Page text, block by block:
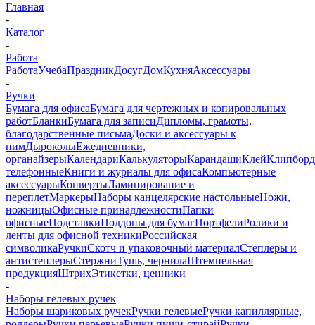
Главная
-
Каталог
-
Работа
РаботаУчебаПраздникДосугДомКухняАксессуары
-
Ручки
Бумага для офисаБумага для чертежных и копировальных
работБланкиБумага для записиДипломы, грамоты,
благодарственные письмаДоски и аксессуары к
нимДыроколыЕжедневники,
органайзерыКалендариКалькуляторыКарандашиКлей
телефонныеКниги и журналы для офисаКомпьютерные
аксессуарыКонвертыЛаминирование и
переплетМаркерыНаборы канцелярские настольныеНожи,
ножницыОфисные принадлежностиПапки
офисныеПодставкиПоддоны для бумагПортфелиРолики и
ленты для офисной техникиРоссийская
символикаРучкиСкотч и упаковочный материалСтеплеры и
антистеплерыСтержниТушь, чернилаШтемпельная
продукцияШтрихЭтикетки, ценники
-
Наборы гелевых ручек
Наборы шариковых ручекРучки гелевыеРучки капиллярные,